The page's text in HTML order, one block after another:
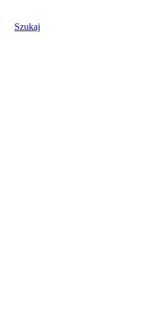
Szukaj